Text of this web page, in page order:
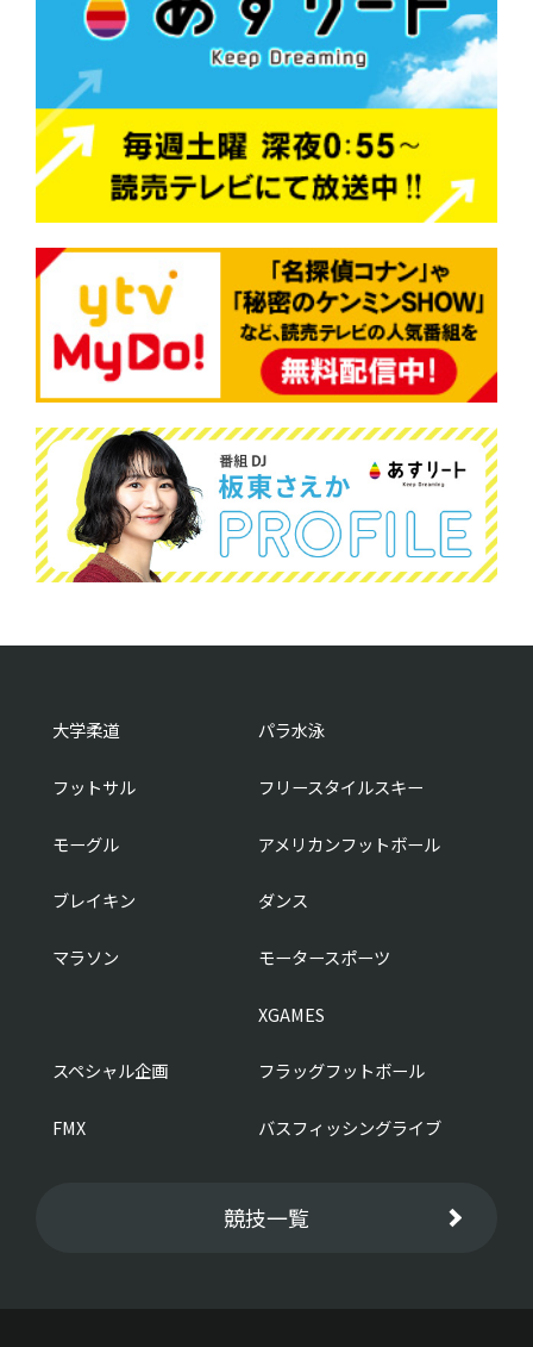
大学柔道 パラ水泳
フットサル フリースタイルスキー
モーグル アメリカンフットボール
ブレイキン ダンス
マラソン モータースポーツ
XGAMES
スペシャル企画 フラッグフットボール
FMX バスフィッシングライブ
競技一覧